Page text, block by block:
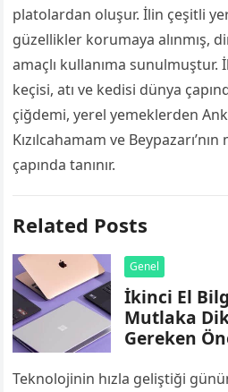
platolardan oluşur. İlin çeşitli
güzellikler korumaya alınmış,
amaçlı kullanıma sunulmuştur.
keçisi, atı ve kedisi dünya
çiğdemi, yerel yemeklerden
Kızılcahamam ve
çapında tanınır.
Related Posts
Genel
İkinci El
Mutlaka
Gereken
Teknolojinin hızla geliştiği